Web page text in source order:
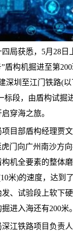
局获悉，5月28日
盾构机掘进至第
深圳至江门铁路(
标段，由盾构试掘
穿海之旅。
目部盾构经理贾
门向广州南沙方
机全要素的整体
米)的速度，达到
、试验段上软下
进入海还有200米。
江铁路项目负责